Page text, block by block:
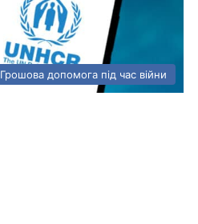
Грошова допомога під час війни